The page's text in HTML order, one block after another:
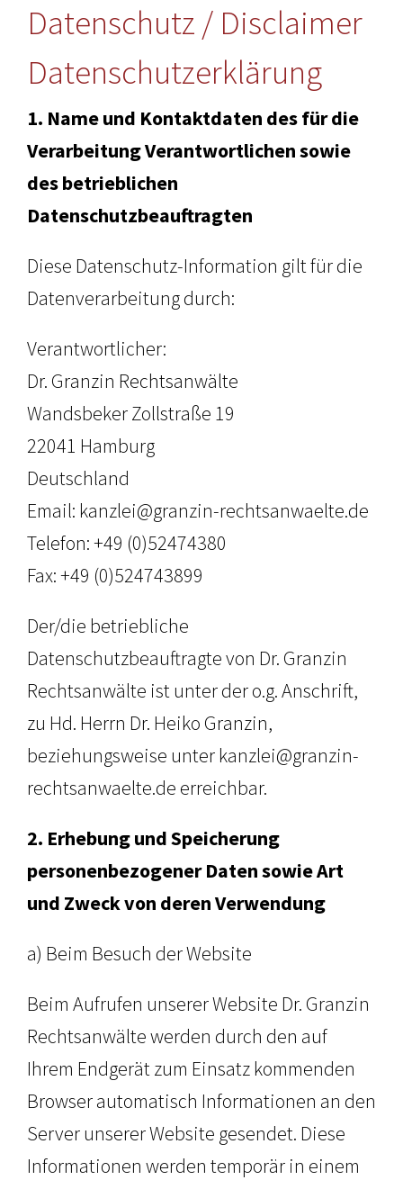
Datenschutz / Disclaimer
Datenschutzerklärung
1. Name und Kontaktdaten des für die
Verarbeitung Verantwortlichen sowie
des betrieblichen
Datenschutzbeauftragten
Diese Datenschutz-Information gilt für die
Datenverarbeitung durch:
Verantwortlicher:
Dr. Granzin Rechtsanwälte
Wandsbeker Zollstraße 19
22041 Hamburg
Deutschland
Email: kanzlei@granzin-rechtsanwaelte.de
Telefon: +49 (0)52474380
Fax: +49 (0)524743899
Der/die betriebliche
Datenschutzbeauftragte von Dr. Granzin
Rechtsanwälte ist unter der o.g. Anschrift,
zu Hd. Herrn Dr. Heiko Granzin,
beziehungsweise unter kanzlei@granzin-
rechtsanwaelte.de erreichbar.
2. Erhebung und Speicherung
personenbezogener Daten sowie Art
und Zweck von deren Verwendung
a) Beim Besuch der Website
Beim Aufrufen unserer Website Dr. Granzin
Rechtsanwälte werden durch den auf
Ihrem Endgerät zum Einsatz kommenden
Browser automatisch Informationen an den
Server unserer Website gesendet. Diese
Informationen werden temporär in einem